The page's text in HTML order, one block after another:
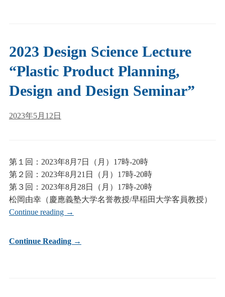
2023 Design Science Lecture
“Plastic Product Planning,
Design and Design Seminar”
2023年5月12日
第１回：2023年8月7日（月）17時-20時
第２回：2023年8月21日（月）17時-20時
第３回：2023年8月28日（月）17時-20時
松岡由幸（慶應義塾大学名誉教授/早稲田大学客員教授）
Continue reading →
Continue Reading →